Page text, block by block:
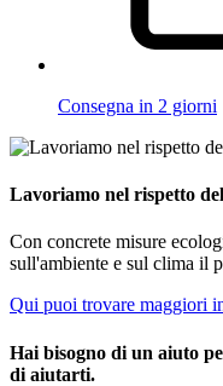
Consegna in 2 giorni
Lavoriamo nel rispetto
Con concrete misure
sull'ambiente e sul clima il
Qui puoi trovare maggiori
Hai bisogno di un aiuto
di aiutarti.